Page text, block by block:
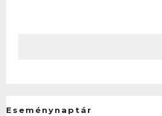
Eseménynaptár